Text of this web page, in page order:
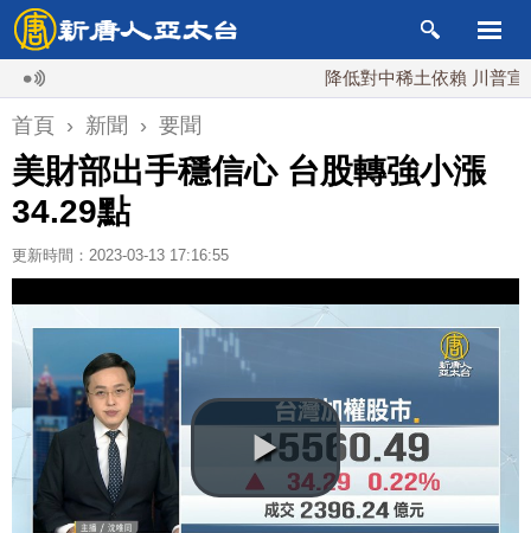
降低對中稀土依賴 川普宣布礦
首頁 › 新聞 › 要聞
美財部出手穩信心 台股轉強小漲
34.29點
更新時間：2023-03-13 17:16:55